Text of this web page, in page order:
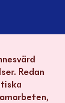
Redan